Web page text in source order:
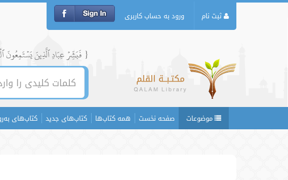
ثبت نام ورود به حساب کاربری
{ فَبَشِّرۡ عِبَادِ ٱلَّذِينَ يَسۡتَمِعُونَ
موضوعات صفحه نخست همه کتاب‌ها کتاب‌های جدید کتاب‌های